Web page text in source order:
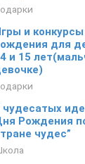
и
для
и 15
чудесатых
Рождения
чудес”